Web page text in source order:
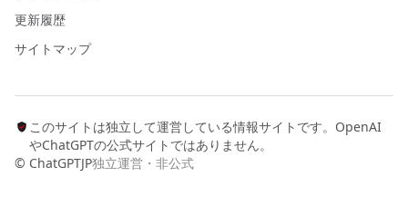
更新履歴
サイトマップ
このサイトは独立して運営している情報サイトです。OpenAI
やChatGPTの公式サイトではありません。
© ChatGPTJP独立運営・非公式